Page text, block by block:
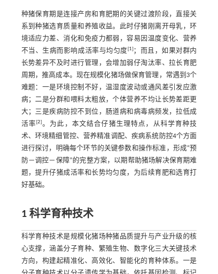
种猪保育期是连接产房和育肥期的关键过渡阶段，直接关
系到种猪选育质量和养殖收益。此时仔猪刚离开母乳，环
境适应力差、消化和免疫力都弱，容易因温度变化、营养
不当、生病而影响成活率与均匀度 [1]；而且，如果对群内
长势差异不及时进行管理，会增加弱仔淘汰率、拉长育肥
周期，推高成本。现在规模化猪场做保育管理，常遇到3个
难题：一是环境控制不好，温湿度波动或通风差引发应激
病；二是分群和喂料太粗放，个体营养不均让长势差距更
大；三是疾病防控不到位，肠道病和病毒病频发，拉低成
活率[2]。为此，本文结合仔猪生理特点，从科学育种技
术、环境精细管控、营养精准调配、疾病系统防控4个方面
进行探讨，明确每个环节的关键参数和操作标准，形成“预
防－调控－保障”的完整方案，以期帮助猪场解决保育期难
题，提升仔猪成活率和长势均匀度，为后续育肥和选育打
好基础。
1 科学育种技术
科学育种技术是规模化猪场种猪品质提升与产业升级的核
心支撑，涵盖分子育种、繁殖生物、数字化三大关键技术
方向，构建起精准化、高效化、智能化的育种体系。一是